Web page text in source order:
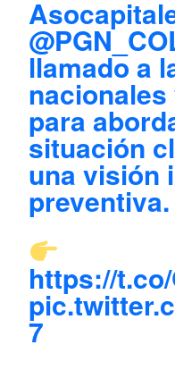
llamado a
para
situación
una visión
preventiva.
https://
7